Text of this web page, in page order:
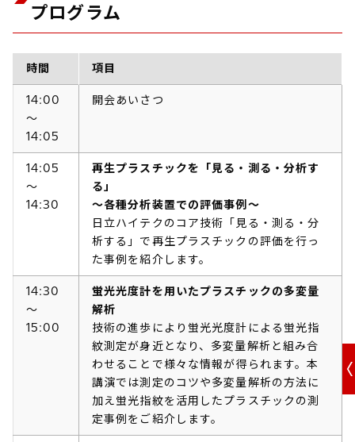
プログラム
時間 項目
14:00
～
14:05
開会あいさつ
14:05
～
14:30
再生プラスチックを「見る・測る・分析す
る」
～各種分析装置での評価事例～
日立ハイテクのコア技術「見る・測る・分
析する」で再生プラスチックの評価を行っ
た事例を紹介します。
14:30
～
15:00
蛍光光度計を用いたプラスチックの多変量
解析
技術の進歩により蛍光光度計による蛍光指
紋測定が身近となり、多変量解析と組み合
わせることで様々な情報が得られます。本
講演では測定のコツや多変量解析の方法に
加え蛍光指紋を活用したプラスチックの測
定事例をご紹介します。